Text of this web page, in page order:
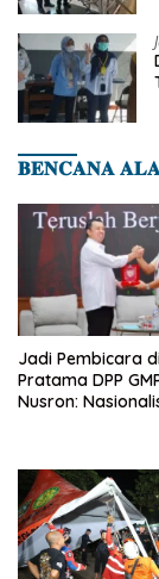
𝐁𝐄𝐍𝐂𝐀𝐍𝐀
Jadi Pembicara
Pratama DPP
Nusron: